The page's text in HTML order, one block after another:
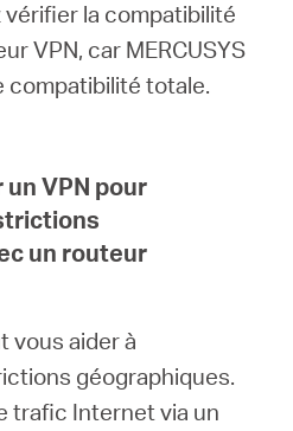
la compatibilité
VPN, car MERCUSYS
compatibilité totale.
VPN pour
un routeur
vous aider à
géographiques.
trafic Internet via un